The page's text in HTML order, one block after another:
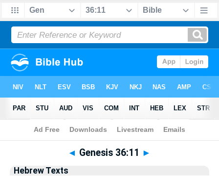
Bible> Hebrew > Genesis 36:11
◄ Genesis 36:11 ►
Hebrew Texts